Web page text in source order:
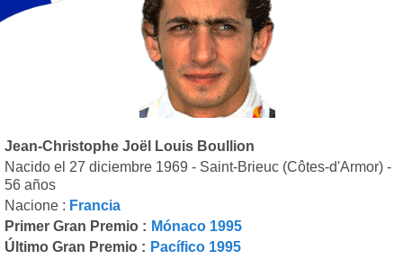
Jean-Christophe Joël Louis Boullion
Nacido el 27 diciembre 1969 - Saint-Brieuc (Côtes-d'Armor) -
56 años
Nacione : Francia
Primer Gran Premio : Mónaco 1995
Último Gran Premio : Pacífico 1995